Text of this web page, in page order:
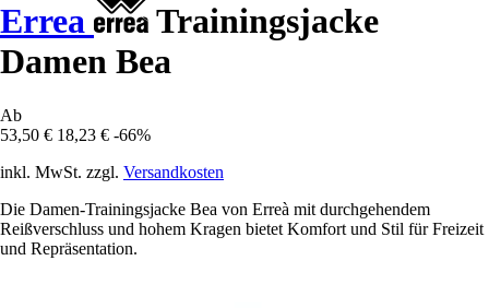
Errea
Trainingsjacke
Damen Bea
Ab
53,50 € 18,23 € -66%
inkl. MwSt. zzgl. Versandkosten
Die Damen-Trainingsjacke Bea von Erreà mit durchgehendem
Reißverschluss und hohem Kragen bietet Komfort und Stil für Freizeit
und Repräsentation.